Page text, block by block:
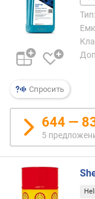
п
о
к
о
л
ч
е
с
т
е
Спросить
Тип:
644 —
5